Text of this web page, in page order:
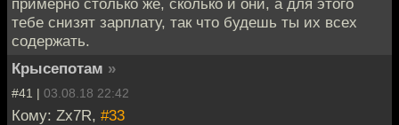
тебе снизят зарплату, так что будешь ты их всех
содержать.
Крысепотам »
#41 | 03.08.18 22:42
Кому: Zx7R, #33